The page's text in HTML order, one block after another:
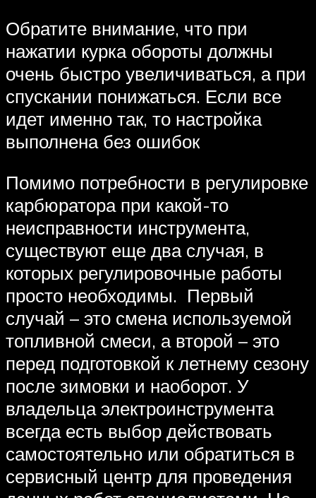
Обратите внимание, что при
нажатии курка обороты должны
очень быстро увеличиваться, а при
спускании понижаться. Если все
идет именно так, то настройка
выполнена без ошибок
Помимо потребности в регулировке
карбюратора при какой-то
неисправности инструмента,
существуют еще два случая, в
которых регулировочные работы
просто необходимы. Первый
случай – это смена используемой
топливной смеси, а второй – это
перед подготовкой к летнему сезону
после зимовки и наоборот. У
владельца электроинструмента
всегда есть выбор действовать
самостоятельно или обратиться в
сервисный центр для проведения